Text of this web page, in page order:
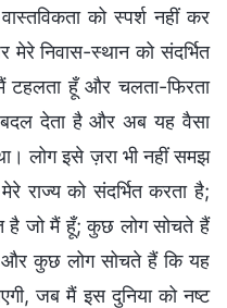
को स्पर्श नहीं कर
निवास-स्थान को संदर्भित
टहलता हूँ और चलता-फिरता
देता है और अब यह वैसा
लोग इसे ज़रा भी नहीं समझ
को संदर्भित करता है;
है जो मैं हूँ; कुछ लोग सोचते हैं
और कुछ लोग सोचते हैं कि यह
जब मैं इस दुनिया को नष्ट